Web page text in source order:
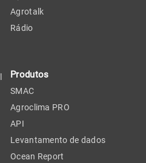
Agrotalk
Rádio
Produtos
SMAC
Agroclima PRO
API
Levantamento de dados
Ocean Report